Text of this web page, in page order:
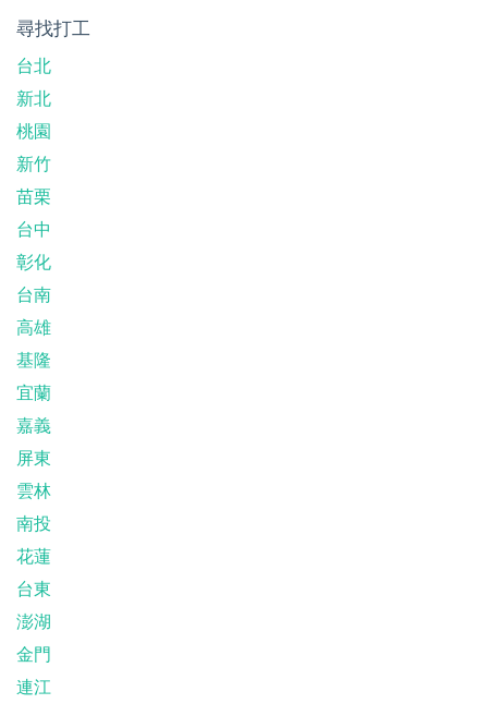
尋找打工
台北
新北
桃園
新竹
苗栗
台中
彰化
台南
高雄
基隆
宜蘭
嘉義
屏東
雲林
南投
花蓮
台東
澎湖
金門
連江